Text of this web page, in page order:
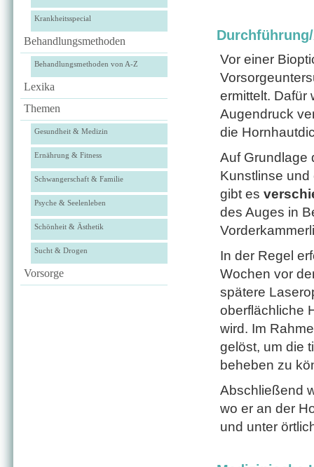
Krankheitsspecial
Behandlungsmethoden
Behandlungsmethoden von A-Z
Lexika
Themen
Gesundheit & Medizin
Ernährung & Fitness
Schwangerschaft & Familie
Psyche & Seelenleben
Schönheit & Ästhetik
Sucht & Drogen
Vorsorge
Vor einer
ermittelt. Dafür
Augendruck
die
Auf Grundlage
Kunstlinse
gibt es
des Auges in
In der Regel
Wochen vor
spätere
oberflächliche
wird. Im
gelöst, um die
beheben zu
Abschließend
wo er an der
und unter